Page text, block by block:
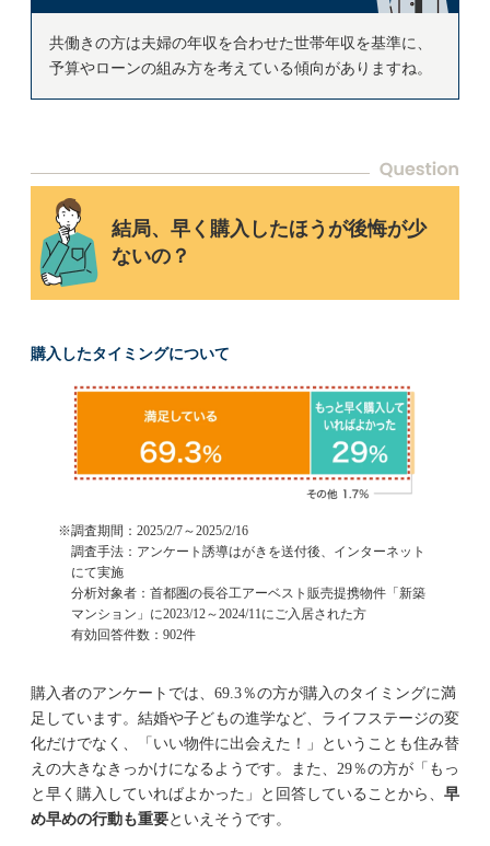
共働きの方は夫婦の年収を合わせた世帯年収を基準に、
予算やローンの組み方を考えている傾向がありますね。
結局、早く購入したほうが後悔が少
ないの？
購入したタイミングについて
調査期間：2025/2/7～2025/2/16
調査手法：アンケート誘導はがきを送付後、インターネット
にて実施
分析対象者：首都圏の長谷工アーベスト販売提携物件「新築
マンション」に2023/12～2024/11にご入居された方
有効回答件数：902件
購入者のアンケートでは、69.3％の方が購入のタイミングに満
足しています。結婚や子どもの進学など、ライフステージの変
化だけでなく、「いい物件に出会えた！」ということも住み替
えの大きなきっかけになるようです。また、29％の方が「もっ
と早く購入していればよかった」と回答していることから、 早
め早めの行動も重要といえそうです。